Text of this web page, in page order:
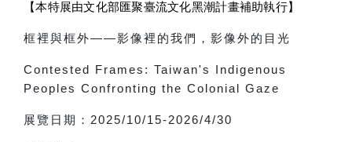
【本特展由文化部匯聚臺流文化黑潮計畫補助執行】
框裡與框外——影像裡的我們，影像外的目光
Contested Frames: Taiwan's Indigenous
Peoples Confronting the Colonial Gaze
展覽日期： 2025/10/15-2026/4/30